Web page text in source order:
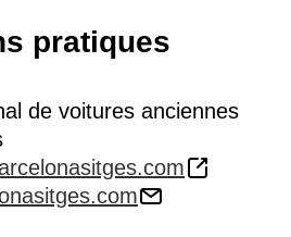
pratiques
de voitures anciennes